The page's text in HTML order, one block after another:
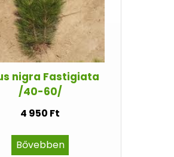
nigra Fastigiata
/40-60/
4 950 Ft
Bővebben